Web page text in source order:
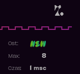
7.
Ost:
8
Max:
msc
Czas: